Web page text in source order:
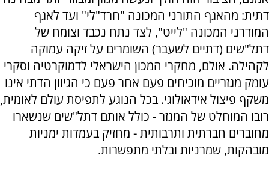
דתית: מהאגף התורני המכונה "חרד"לי" ועד לאגף
המודרני המכונה "לייט", לצד נתח נכבד וצומח של
דתל"שים (דתיים לשעבר) השומרים על זיקה עמוקה
לקהילה. אולם, מחקרי המכון הישראלי לדמוקרטיה וסקרי
עומק מגזריים מוכיחים פעם אחר פעם כי הגיוון הדתי אינו
משקף פיצול אידאולוגי. בכל הנוגע לתפיסת עולם לאומית,
רובו המוחלט של המגזר - כולל אותם דתל"שים שנשארו
מחוברים חברתית ותרבותית - מחזיק בעמדות ימניות
מובהקות, שמרניות ובלתי מתפשרות.